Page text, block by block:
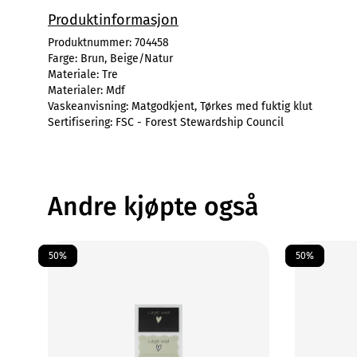
Produktinformasjon
Produktnummer: 704458
Farge: Brun, Beige/Natur
Materiale: Tre
Materialer: Mdf
Vaskeanvisning: Matgodkjent, Tørkes med fuktig klut
Sertifisering: FSC - Forest Stewardship Council
Andre kjøpte også
50% 50%